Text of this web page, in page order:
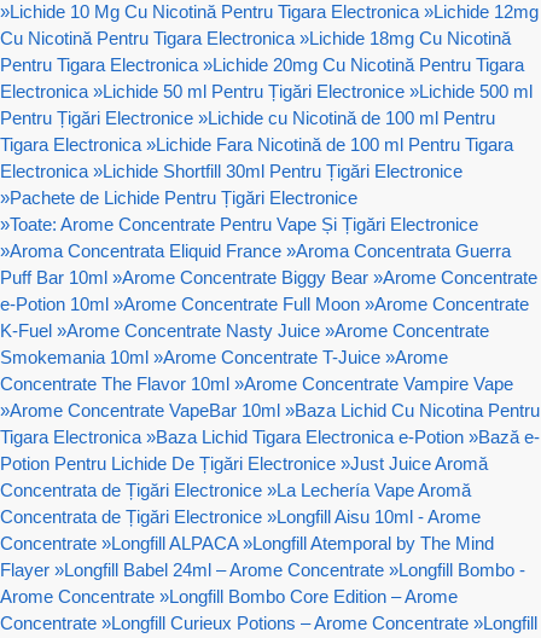
»Lichide 10 Mg Cu Nicotină Pentru Tigara Electronica »Lichide 12mg
Cu Nicotină Pentru Tigara Electronica »Lichide 18mg Cu Nicotină
Pentru Tigara Electronica »Lichide 20mg Cu Nicotină Pentru Tigara
Electronica »Lichide 50 ml Pentru Țigări Electronice »Lichide 500 ml
Pentru Țigări Electronice »Lichide cu Nicotină de 100 ml Pentru
Tigara Electronica »Lichide Fara Nicotină de 100 ml Pentru Tigara
Electronica »Lichide Shortfill 30ml Pentru Țigări Electronice
»Pachete de Lichide Pentru Țigări Electronice
»Toate: Arome Concentrate Pentru Vape Și Țigări Electronice
»Aroma Concentrata Eliquid France »Aroma Concentrata Guerra
Puff Bar 10ml »Arome Concentrate Biggy Bear »Arome Concentrate
e-Potion 10ml »Arome Concentrate Full Moon »Arome Concentrate
K-Fuel »Arome Concentrate Nasty Juice »Arome Concentrate
Smokemania 10ml »Arome Concentrate T-Juice »Arome
Concentrate The Flavor 10ml »Arome Concentrate Vampire Vape
»Arome Concentrate VapeBar 10ml »Baza Lichid Cu Nicotina Pentru
Tigara Electronica »Baza Lichid Tigara Electronica e-Potion »Bază e-
Potion Pentru Lichide De Țigări Electronice »Just Juice Aromă
Concentrata de Țigări Electronice »La Lechería Vape Aromă
Concentrata de Țigări Electronice »Longfill Aisu 10ml - Arome
Concentrate »Longfill ALPACA »Longfill Atemporal by The Mind
Flayer »Longfill Babel 24ml – Arome Concentrate »Longfill Bombo -
Arome Concentrate »Longfill Bombo Core Edition – Arome
Concentrate »Longfill Curieux Potions – Arome Concentrate »Longfill